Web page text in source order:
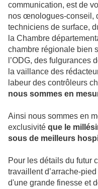
communication, est de
nos œnologues-conseil,
techniciens de surface,
la Chambre
chambre régionale bien
l’ODG, des fulgurances
la vaillance des
labeur des contrôleurs
nous sommes en
Ainsi nous sommes en
exclusivité que le
sous de meilleurs
Pour les détails du futur
travaillent d’arrache-
d'une grande finesse et